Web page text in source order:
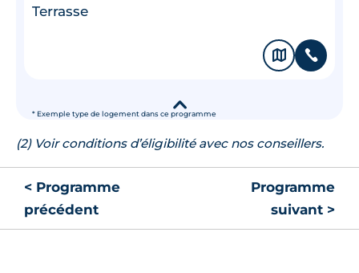
* Exemple type de logement dans ce programme
Terrasse
🗞 📞
▾
(2) Voir conditions d’éligibilité avec nos conseillers.
< Programme
précédent
Programme
suivant >